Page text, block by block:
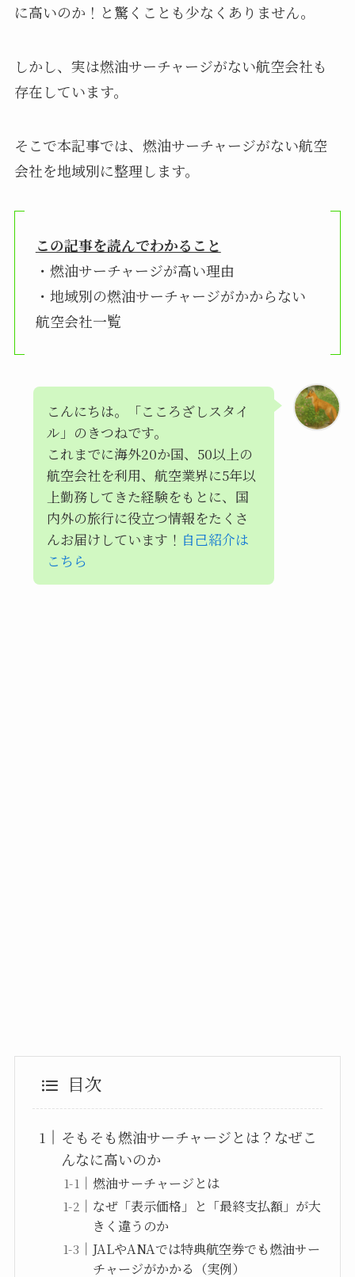
に高いのか！と驚くことも少なくありません。
しかし、実は燃油サーチャージがない航空会社も
存在しています。
そこで本記事では、燃油サーチャージがない航空
会社を地域別に整理します。
この記事を読んでわかること
・燃油サーチャージが高い理由
・地域別の燃油サーチャージがかからない
航空会社一覧
こんにちは。「こころざしスタイ
ル」のきつねです。
これまでに海外20か国、50以上の
航空会社を利用、航空業界に5年以
上勤務してきた経験をもとに、国
内外の旅行に役立つ情報をたくさ
んお届けしています！ 自己紹介は
こちら
目次
そもそも燃油サーチャージとは？なぜこ
んなに高いのか
燃油サーチャージとは
なぜ「表示価格」と「最終支払額」が大
きく違うのか
JALやANAでは特典航空券でも燃油サー
チャージがかかる（実例）